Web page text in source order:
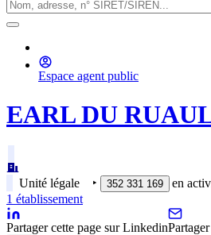
Espace agent public
EARL DU
Unité légale ‣ 352 331 169
en
1 établissement
Partager cette page sur Linkedin